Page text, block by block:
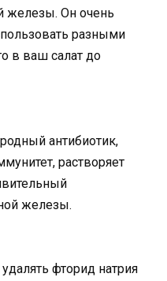
железы. Он очень
разными
в ваш салат до
антибиотик,
растворяет
железы.
фторид натрия